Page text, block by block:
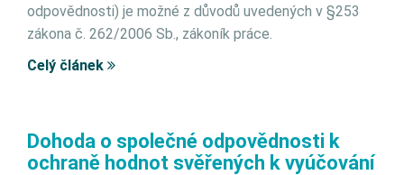
odpovědnosti) je možné z důvodů uvedených v §253
zákona č. 262/2006 Sb., zákoník práce.
Celý článek
Dohoda o společné odpovědnosti k
ochraně hodnot svěřených k vyúčování